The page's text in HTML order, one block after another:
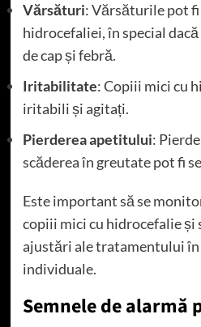
Vărsături: Vărsăturile pot fi
hidrocefaliei, în special
de cap și febră.
Iritabilitate: Copiii mici cu
iritabili și agitați.
Pierderea apetitului:
scăderea în greutate pot fi
Este important să se
copiii mici cu hidrocefalie și
ajustări ale tratamentului în
individuale.
Semnele de